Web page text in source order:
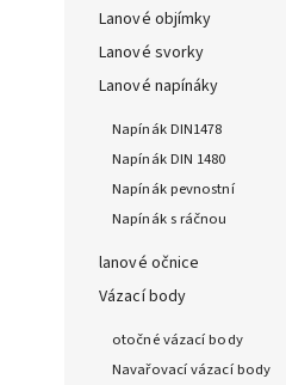
Lanové objímky
Lanové svorky
Lanové napínáky
Napínák DIN1478
Napínák DIN 1480
Napínák pevnostní
Napínák s ráčnou
lanové očnice
Vázací body
otočné vázací body
Navařovací vázací body